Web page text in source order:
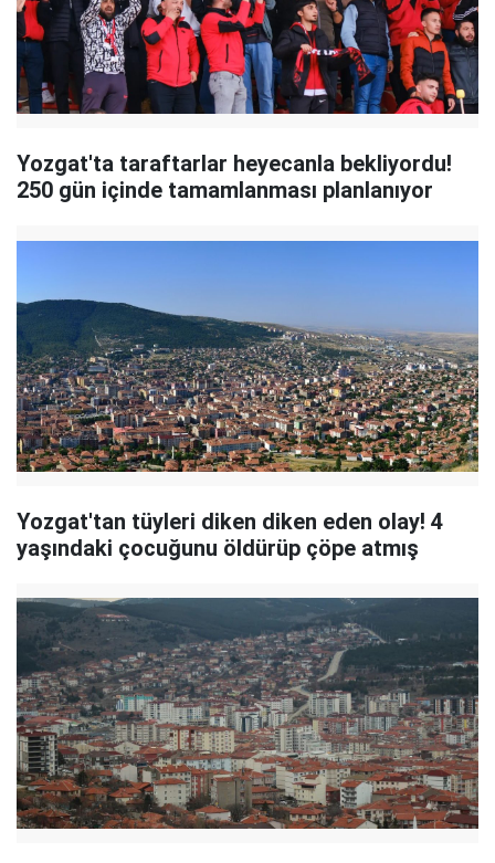
Yozgat'ta taraftarlar heyecanla bekliyordu!
250 gün içinde tamamlanması planlanıyor
Yozgat'tan tüyleri diken diken eden olay! 4
yaşındaki çocuğunu öldürüp çöpe atmış